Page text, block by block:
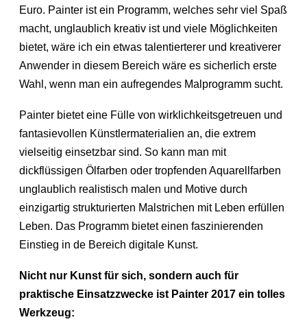
Euro. Painter ist ein Programm, welches sehr viel Spaß
macht, unglaublich kreativ ist und viele Möglichkeiten
bietet, wäre ich ein etwas talentierterer und kreativerer
Anwender in diesem Bereich wäre es sicherlich erste
Wahl, wenn man ein aufregendes Malprogramm sucht.
Painter bietet eine Fülle von wirklichkeitsgetreuen und
fantasievollen Künstlermaterialien an, die extrem
vielseitig einsetzbar sind. So kann man mit
dickflüssigen Ölfarben oder tropfenden Aquarellfarben
unglaublich realistisch malen und Motive durch
einzigartig strukturierten Malstrichen mit Leben erfüllen
Leben. Das Programm bietet einen faszinierenden
Einstieg in de Bereich digitale Kunst.
Nicht nur Kunst für sich, sondern auch für
praktische Einsatzzwecke ist Painter 2017 ein tolles
Werkzeug: